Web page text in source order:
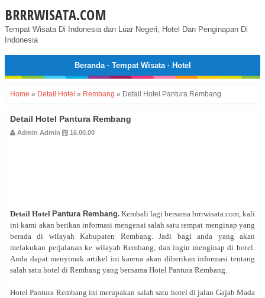
BRRRWISATA.COM
Tempat Wisata Di Indonesia dan Luar Negeri, Hotel Dan Penginapan Di
Indonesia
Beranda· Tempat Wisata· Hotel
Home » Detail Hotel » Rembang » Detail Hotel Pantura Rembang
Detail Hotel Pantura Rembang
Admin Admin 16.00.00
Detail Hotel Pantura Rembang. Kembali lagi bersama brrrwisata.com, kali
ini kami akan berikan informasi mengenai salah satu tempat menginap yang
berada di wilayah Kabupaten Rembang. Jadi bagi anda yang akan
melakukan perjalanan ke wilayah Rembang, dan ingin menginap di hotel.
Anda dapat menyimak artikel ini karena akan diberikan informasi tentang
salah satu hotel di Rembang yang bernama Hotel Pantura Rembang.
Hotel Pantura Rembang ini merupakan salah satu hotel di jalan Gajah Mada